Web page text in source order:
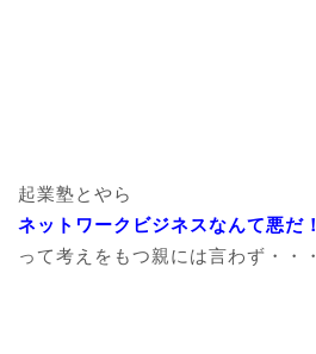
起業塾とやら
ネットワークビジネスなんて悪だ！
って考えをもつ親には言わず・・・